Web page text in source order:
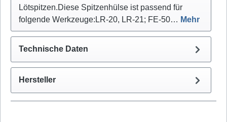
Lötspitzen.Diese Spitzenhülse ist passend für
folgende Werkzeuge:LR-20, LR-21; FE-50… Mehr
Technische Daten
Hersteller